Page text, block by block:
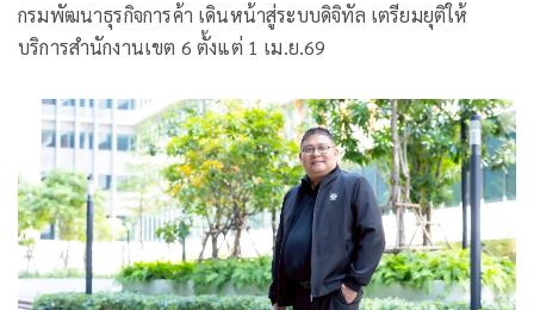
กรมพัฒนาธุรกิจการค้า เดินหน้าสู่ระบบดิจิทัล เตรียมยุติให้
บริการสำนักงานเขต 6 ตั้งแต่ 1 เม.ย.69